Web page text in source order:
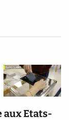
aux Etats-